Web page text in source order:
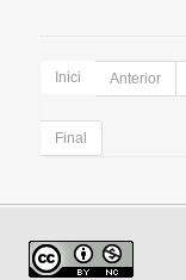
Inici Anterior
Final